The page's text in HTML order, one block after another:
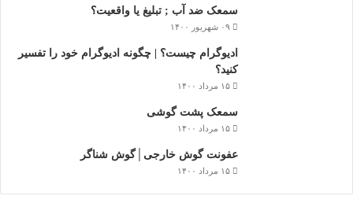
سمعک ضد آب ; تبلیغ یا واقعیت؟
۰۹ شهریور ۱۴۰۰
ادیوگرام چیست؟ | چگونه ادیوگرام خود را تفسیر
کنید؟
۱۵ مرداد ۱۴۰۰
سمعک‌ پشت گوشی
۱۵ مرداد ۱۴۰۰
عفونت گوش خارجی│گوش شناگر
۱۵ مرداد ۱۴۰۰